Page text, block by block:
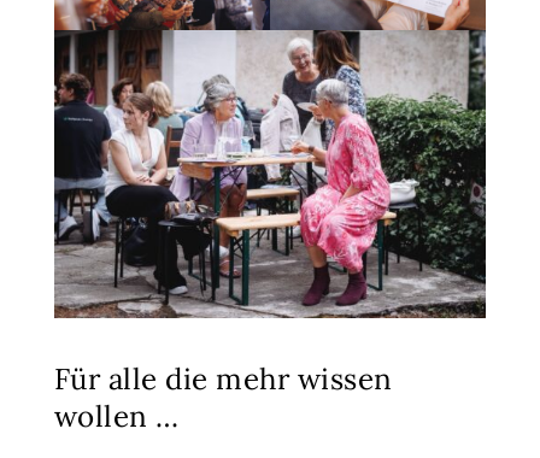
Für alle die mehr wissen
wollen …